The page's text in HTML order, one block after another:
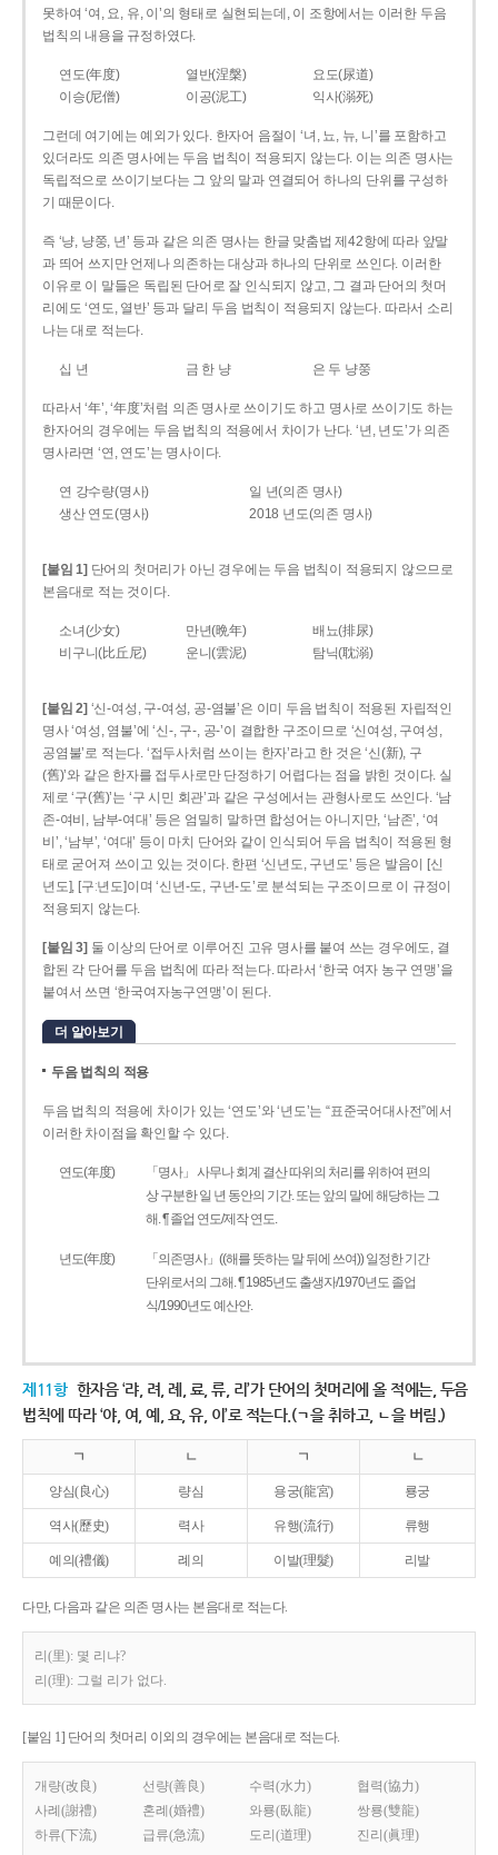
못하여 ‘여, 요, 유, 이’의 형태로 실현되는데, 이 조항에서는 이러한 두음
법칙의 내용을 규정하였다.
연도(年度) 열반(涅槃)
요도(尿道)
이승(尼僧)
이공(泥工) 익사(溺死)
그런데 여기에는 예외가 있다. 한자어 음절이 ‘녀, 뇨, 뉴, 니’를 포함하고
있더라도 의존 명사에는 두음 법칙이 적용되지 않는다. 이는 의존 명사는
독립적으로 쓰이기보다는 그 앞의 말과 연결되어 하나의 단위를 구성하
기 때문이다.
즉 ‘냥, 냥쭝, 년’ 등과 같은 의존 명사는 한글 맞춤법 제42항에 따라 앞말
과 띄어 쓰지만 언제나 의존하는 대상과 하나의 단위로 쓰인다. 이러한
이유로 이 말들은 독립된 단어로 잘 인식되지 않고, 그 결과 단어의 첫머
리에도 ‘연도, 열반’ 등과 달리 두음 법칙이 적용되지 않는다. 따라서 소리
나는 대로 적는다.
십 년 금 한 냥 은 두 냥쭝
따라서 ‘年’, ‘年度’처럼 의존 명사로 쓰이기도 하고 명사로 쓰이기도 하는
한자어의 경우에는 두음 법칙의 적용에서 차이가 난다. ‘년, 년도’가 의존
명사라면 ‘연, 연도’는 명사이다.
연 강수량(명사)
일 년(의존 명사)
생산 연도(명사)
2018 년도(의존 명사)
[붙임 1] 단어의 첫머리가 아닌 경우에는 두음 법칙이 적용되지 않으므로
본음대로 적는 것이다.
소녀(少女) 만년(晩年)
배뇨(排尿)
비구니(比丘尼)
운니(雲泥) 탐닉(耽溺)
[붙임 2] ‘신-여성, 구-여성, 공-염불’은 이미 두음 법칙이 적용된 자립적인
명사 ‘여성, 염불’에 ‘신-, 구-, 공-’이 결합한 구조이므로 ‘신여성, 구여성,
공염불’로 적는다. ‘접두사처럼 쓰이는 한자’라고 한 것은 ‘신(新), 구
(舊)’와 같은 한자를 접두사로만 단정하기 어렵다는 점을 밝힌 것이다. 실
제로 ‘구(舊)’는 ‘구 시민 회관’과 같은 구성에서는 관형사로도 쓰인다. ‘남
존­-여비, 남부-­여대’ 등은 엄밀히 말하면 합성어는 아니지만, ‘남존’, ‘여
비’, ‘남부’, ‘여대’ 등이 마치 단어와 같이 인식되어 두음 법칙이 적용된 형
태로 굳어져 쓰이고 있는 것이다. 한편 ‘신년도, 구년도’ 등은 발음이 [신
년도], [구ː년도]이며 ‘신년­-도, 구년-­도’로 분석되는 구조이므로 이 규정이
적용되지 않는다.
[붙임 3] 둘 이상의 단어로 이루어진 고유 명사를 붙여 쓰는 경우에도, 결
합된 각 단어를 두음 법칙에 따라 적는다. 따라서 ‘한국 여자 농구 연맹’을
붙여서 쓰면 ‘한국여자농구연맹’이 된다.
더 알아보기
두음 법칙의 적용
두음 법칙의 적용에 차이가 있는 ‘연도’와 ‘년도’는 “표준국어대사전”에서
이러한 차이점을 확인할 수 있다.
연도(年度)
「명사」 사무나 회계 결산 따위의 처리를 위하여 편의
상 구분한 일 년 동안의 기간. 또는 앞의 말에 해당하는 그
해. ¶ 졸업 연도/제작 연도.
년도(年度)
「의존명사」((해를 뜻하는 말 뒤에 쓰여)) 일정한 기간
단위로서의 그해. ¶ 1985년도 출생자/1970년도 졸업
식/1990년도 예산안.
제11항 한자음 ‘랴, 려, 례, 료, 류, 리’가 단어의 첫머리에 올 적에는, 두음
법칙에 따라 ‘야, 여, 예, 요, 유, 이’로 적는다.(ㄱ을 취하고, ㄴ을 버림.)
ㄱ ㄴ ㄱ ㄴ
양심(良心) 량심 용궁(龍宮) 룡궁
역사(歷史) 력사 유행(流行) 류행
예의(禮儀) 례의 이발(理髮) 리발
다만, 다음과 같은 의존 명사는 본음대로 적는다.
리(里): 몇 리냐?
리(理): 그럴 리가 없다.
[붙임 1] 단어의 첫머리 이외의 경우에는 본음대로 적는다.
개량(改良) 선량(善良) 수력(水力)
협력(協力)
사례(謝禮)
혼례(婚禮) 와룡(臥龍)
쌍룡(雙龍)
하류(下流)
급류(急流) 도리(道理) 진리(眞理)